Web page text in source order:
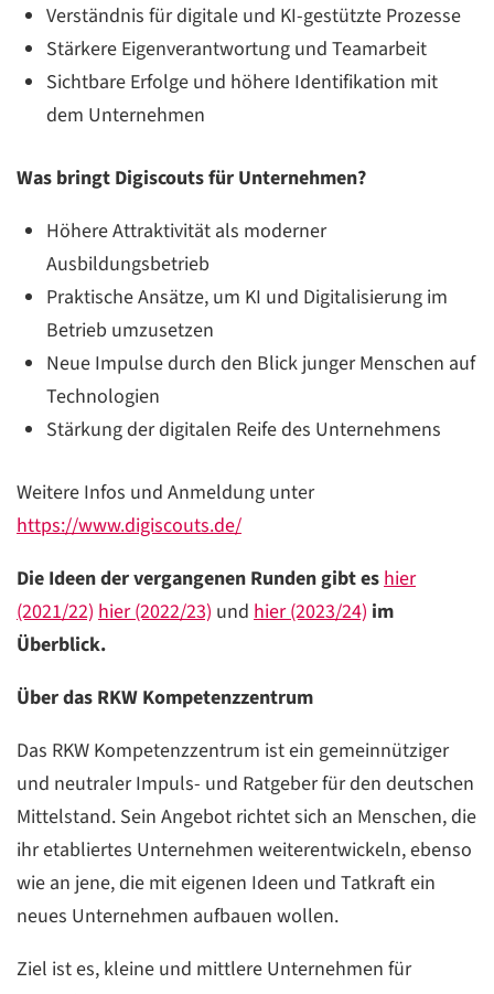
Verständnis für digitale und KI-gestützte Prozesse
Stärkere Eigenverantwortung und Teamarbeit
Sichtbare Erfolge und höhere Identifikation mit
dem Unternehmen
Was bringt Digiscouts für Unternehmen?
Höhere Attraktivität als moderner
Ausbildungsbetrieb
Praktische Ansätze, um KI und Digitalisierung im
Betrieb umzusetzen
Neue Impulse durch den Blick junger Menschen auf
Technologien
Stärkung der digitalen Reife des Unternehmens
Weitere Infos und Anmeldung unter
https://www.digiscouts.de/
Die Ideen der vergangenen Runden gibt es hier
(2021/22) hier (2022/23) und hier (2023/24) im
Überblick.
Über das RKW Kompetenzzentrum
Das RKW Kompetenzzentrum ist ein gemeinnütziger
und neutraler Impuls- und Ratgeber für den deutschen
Mittelstand. Sein Angebot richtet sich an Menschen, die
ihr etabliertes Unternehmen weiterentwickeln, ebenso
wie an jene, die mit eigenen Ideen und Tatkraft ein
neues Unternehmen aufbauen wollen.
Ziel ist es, kleine und mittlere Unternehmen für